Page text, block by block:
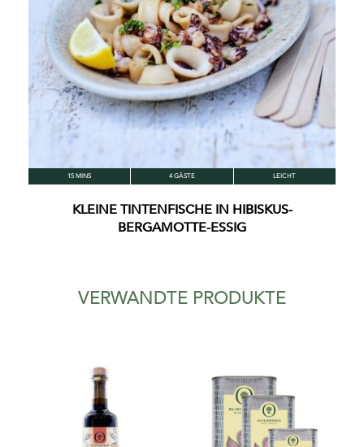
15 MINS 4 GÄSTE LEICHT
KLEINE TINTENFISCHE IN HIBISKUS-
BERGAMOTTE-ESSIG
VERWANDTE PRODUKTE